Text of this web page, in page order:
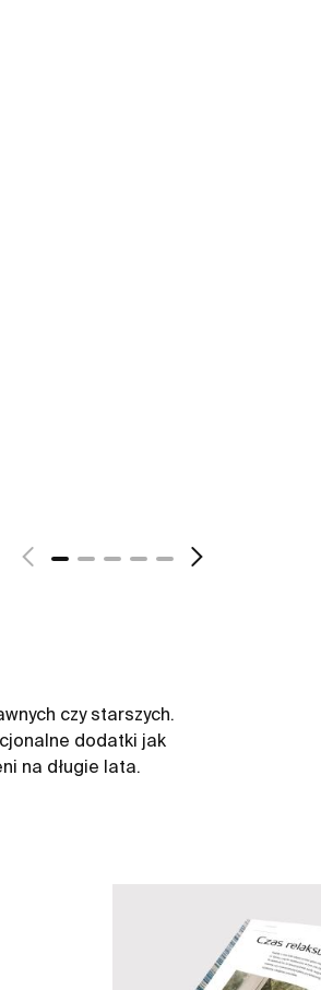
czy starszych.
dodatki jak
na długie lata.